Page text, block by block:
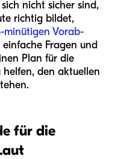
nicht sicher sind,
richtig bildet,
minütigen Vorab-
einfache Fragen und
Plan für die
helfen, den aktuellen
für die